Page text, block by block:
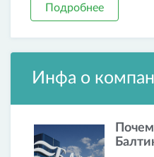
Подробнее
Инфа о